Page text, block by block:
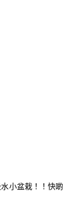
小盆栽！！快啲